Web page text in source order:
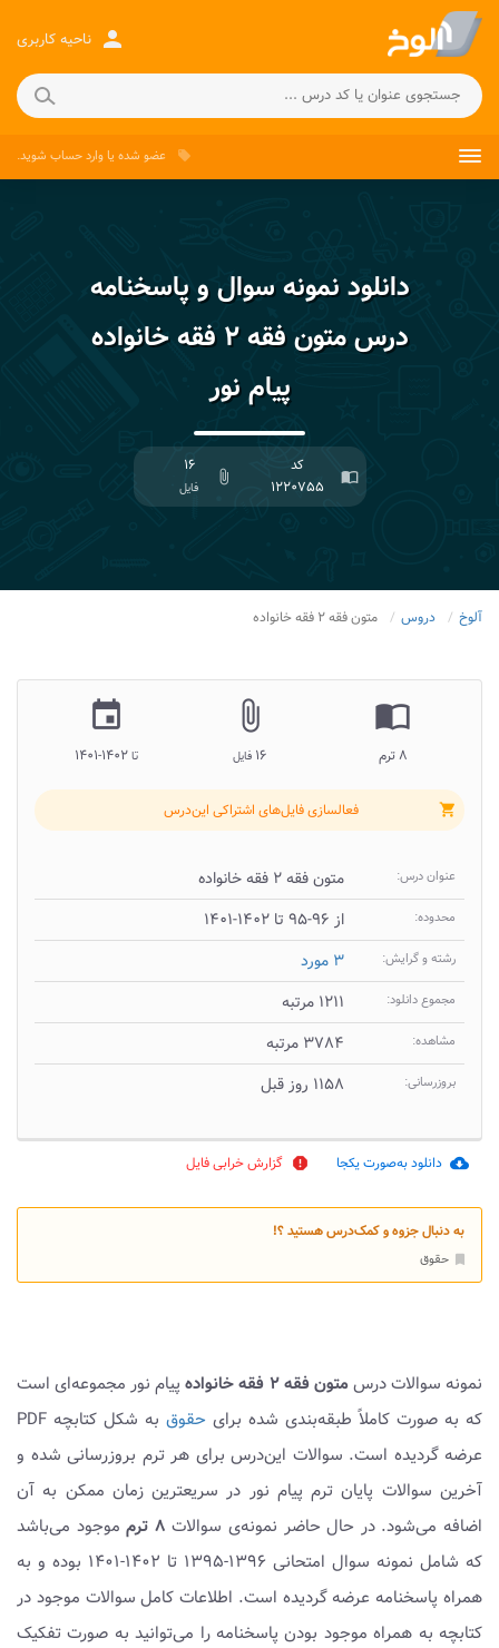
person ناحیه کاربری
local_offer عضو شده یاوارد حساب شوید.
دانلود نمونه سوال و پاسخنامه
درس متون فقه ۲ فقه خانواده
پیام نور
import_contacts
کد
۱۲۲۰۷۵۵
attach_file
۱۶
فایل
آلوخ دروس متون فقه ۲ فقه خانواده
import_contacts
۸ ترم
attach_file
۱۶ فایل
insert_invitation
تا۱۴۰۲-۱۴۰۱
shopping_cart فعالسازی فایل‌های اشتراکی این‌درس
عنوان درس: متون فقه ۲ فقه خانواده
محدوده: از ۹۶-۹۵ تا ۱۴۰۲-۱۴۰۱
رشته و گرایش: ۳ مورد
مجموع دانلود: ۱۲۱۱ مرتبه
مشاهده: ۳۷۸۴ مرتبه
بروزرسانی: ۱۱۵۸ روز قبل
cloud_download دانلود به‌صورت یکجا report گزارش خرابی فایل
به دنبال جزوه و کمک‌درس هستید ؟!
حقوق
نمونه سوالات درسمتون فقه ۲ فقه خانواده
پیام نور مجموعه‌ای است
که به صورت کاملاً طبقه‌بندی شده برای حقوق
به شکل کتابچه PDF
عرضه گردیده است. سوالات این‌درس برای هر ترم بروزرسانی شده و
آخرین سوالات پایان ترم پیام نور در سریعترین زمان ممکن به آن
اضافه می‌شود. در حال حاضر نمونه‌ی سوالات ۸ ترم
موجود می‌باشد
که شامل نمونه سوال امتحانی ۱۳۹۶-۱۳۹۵ تا ۱۴۰۲-۱۴۰۱ بوده و به
همراه پاسخنامه عرضه گردیده است. اطلاعات کامل سوالات موجود در
کتابچه به همراه موجود بودن پاسخنامه را می‌توانید به صورت تفکیک